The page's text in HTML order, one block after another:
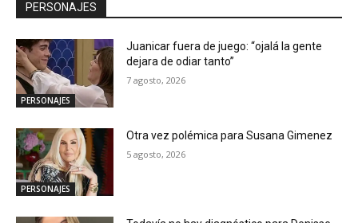
PERSONAJES
PERSONAJES
Juanicar fuera de juego: “ojalá la gente
dejara de odiar tanto”
7 agosto, 2026
PERSONAJES
Otra vez polémica para Susana Gimenez
5 agosto, 2026